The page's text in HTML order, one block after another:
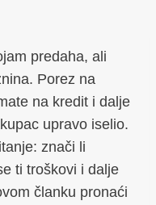
predaha, ali
Porez na
na kredit i dalje
upravo iselio.
znači li
ti troškovi i dalje
članku pronaći